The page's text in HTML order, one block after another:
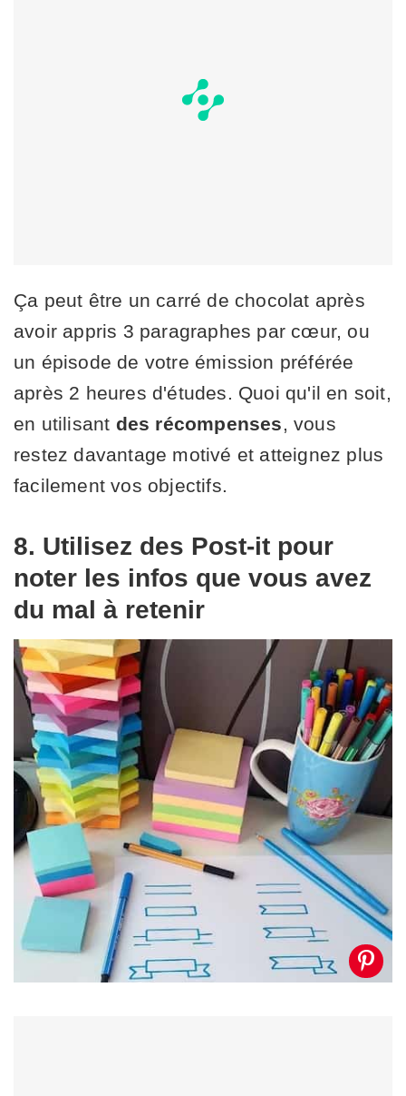
Ça peut être un carré de chocolat après
avoir appris 3 paragraphes par cœur, ou
un épisode de votre émission préférée
après 2 heures d'études. Quoi qu'il en soit,
en utilisant des récompenses, vous
restez davantage motivé et atteignez plus
facilement vos objectifs.
8. Utilisez des Post-it pour
noter les infos que vous avez
du mal à retenir